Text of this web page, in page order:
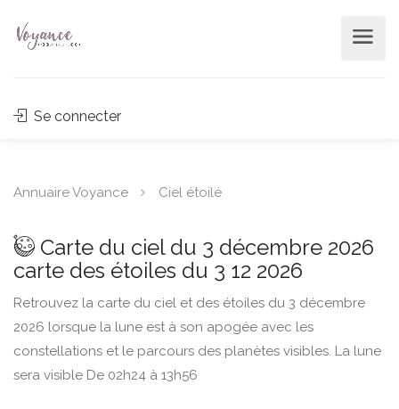
Se connecter
Annuaire Voyance Ciel étoilé
Carte du ciel du 3 décembre 2026
carte des étoiles du 3 12 2026
Retrouvez la carte du ciel et des étoiles du 3 décembre
2026 lorsque la lune est à son apogée avec les
constellations et le parcours des planètes visibles. La lune
sera visible De 02h24 à 13h56